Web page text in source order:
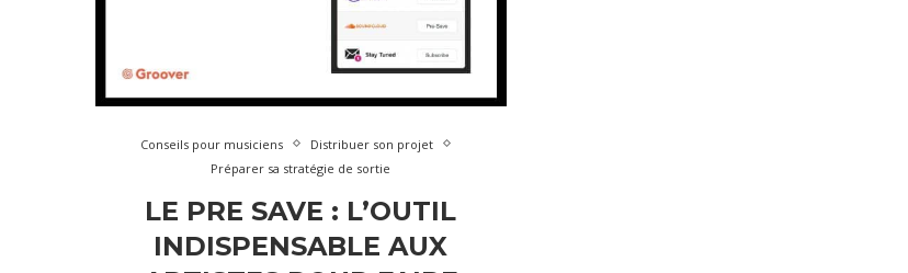
Conseils pour musiciens
Distribuer son projet
Préparer sa stratégie de sortie
LE PRE SAVE : L’OUTIL
INDISPENSABLE AUX